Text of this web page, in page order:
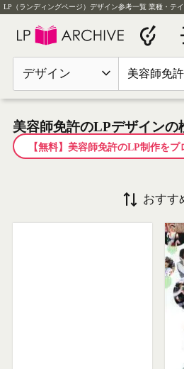
LP（ランディングページ）デザイン参考一覧 業種・テイス
デザイン
美容師免許のLPデザインの
【無料】美容師免許のLP制作をプ
おすす